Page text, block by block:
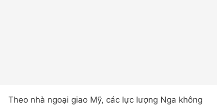
Theo nhà ngoại giao Mỹ, các lực lượng Nga không